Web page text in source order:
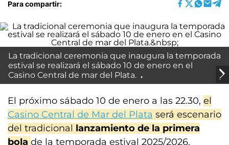
Para compartir:
La tradicional ceremonia que inaugura la temporada
estival se realizará el sábado 10 de enero en el
Casino Central de mar del Plata.
El próximo sábado 10 de enero a las 22.30, el
Casino Central de Mar del Plata será escenario
del tradicional lanzamiento de la primera
bola de la temporada estival 2025/2026.